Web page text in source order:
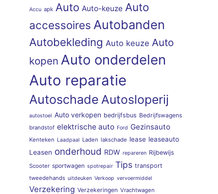
Accu apk Auto Auto-keuze Auto
accessoires Autobanden
Autobekleding Auto keuze Auto
kopen Auto onderdelen
Auto reparatie
Autoschade Autosloperij
autostoel Auto verkopen bedrijfsbus Bedrijfswagens
brandstof elektrische auto Ford Gezinsauto
Kenteken Laadpaal Laden lakschade lease leaseauto
Leasen onderhoud RDW repareren Rijbewijs
Scooter sportwagen spotrepair Tips transport
tweedehands uitdeuken Verkoop vervoermiddel
Verzekering Verzekeringen Vrachtwagen